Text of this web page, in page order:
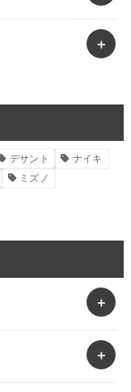
デサント
ナイキ
ミズノ